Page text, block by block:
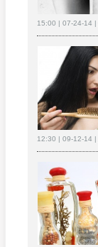
15:00 | 07-24-14 |
12:30 | 09-12-14 |